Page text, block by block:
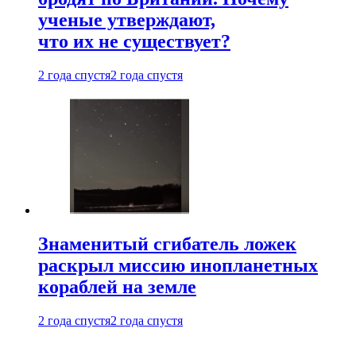
ученые утверждают,
что их не существует?
2 года спустя2 года спустя
Знаменитый сгибатель ложек
раскрыл миссию инопланетных
кораблей на земле
2 года спустя2 года спустя